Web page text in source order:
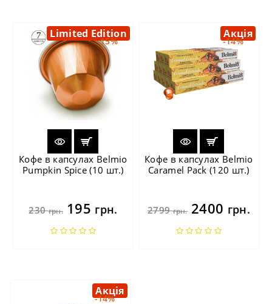
-15%
Limited Edition
Кофе в капсулах Belmio
Pumpkin Spice (10 шт.)
230грн.195 грн.
-14%
Акція
Кофе в капсулах Belmio
Caramel Pack (120 шт.)
2799грн.2400 грн.
-14%
Акція